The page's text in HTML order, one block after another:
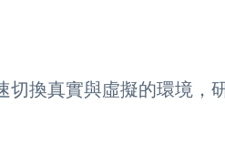
換真實與虛擬的環境，